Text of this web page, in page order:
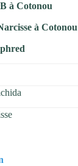
à Cotonou
à Cotonou